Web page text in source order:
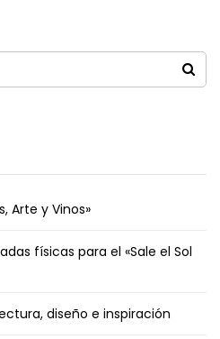
Arte y Vinos»
físicas para el «Sale el Sol
diseño e inspiración